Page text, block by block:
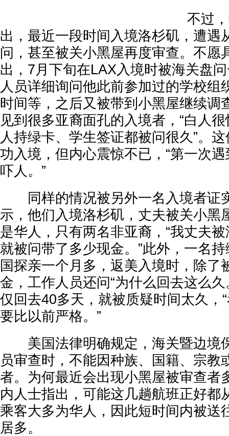
不过，
出，最近一段时间入境洛杉矶，遭遇
问，甚至被关小黑屋再度审查。不愿
出，7月下旬在LAX入境时被海关盘
人员详细询问他此前参加过的学校组
时间等，之后又被带到小黑屋继续调
见到很多亚裔面孔的入境者，“白人
人持绿卡、学生签证都被问很久”。
功入境，但内心震惊不已，“第一次
吓人。”
同样的情况被另外一名入境者证
示，他们入境洛杉矶，丈夫被关小黑
是华人，只有两名非亚裔，“我丈夫
就被问带了多少现金。”此外，一名
国探亲一个月多，返美入境时，除了
金，工作人员还问“为什么回去这么
仅回去40多天，就被质疑时间太久，
要比以前严格。”
美国法律明确规定，海关暨边境
员审查时，不能因种族、国籍、宗教
者。为何最近会出现小黑屋被审查者
内人士指出，可能这几趟航班正好都
乘客大多为华人，因此短时间内被送
居多。